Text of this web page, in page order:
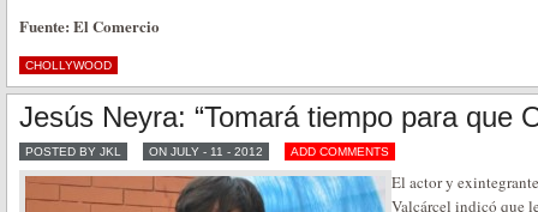
Fuente: El Comercio
CHOLLYWOOD
Jesús Neyra: “Tomará tiempo para que
POSTED BY JKL ON JULY - 11 - 2012 ADD COMMENTS
El actor y
Valcárcel indicó que